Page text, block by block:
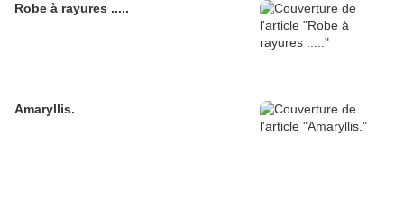
Robe à rayures .....
Amaryllis.